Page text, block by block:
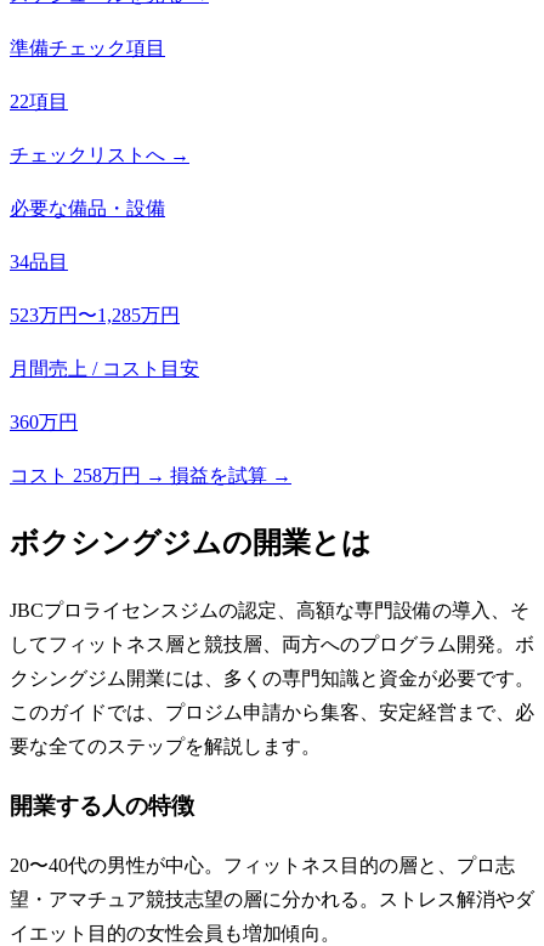
準備チェック項目
22項目
チェックリストへ →
必要な備品・設備
34品目
523万円〜1,285万円
月間売上 / コスト目安
360万円
コスト 258万円 → 損益を試算 →
ボクシングジムの開業とは
JBCプロライセンスジムの認定、高額な専門設備の導入、そ
してフィットネス層と競技層、両方へのプログラム開発。ボ
クシングジム開業には、多くの専門知識と資金が必要です。
このガイドでは、プロジム申請から集客、安定経営まで、必
要な全てのステップを解説します。
開業する人の特徴
20〜40代の男性が中心。フィットネス目的の層と、プロ志
望・アマチュア競技志望の層に分かれる。ストレス解消やダ
イエット目的の女性会員も増加傾向。